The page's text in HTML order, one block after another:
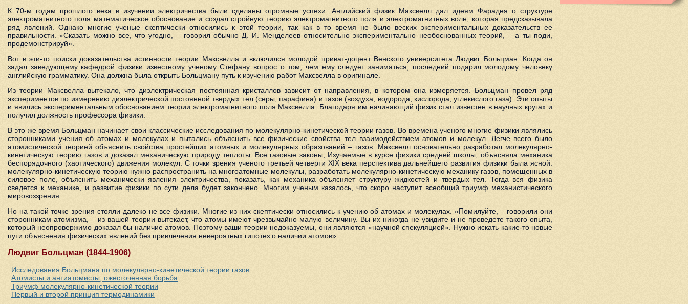
К 70-м годам прошлого века в изучении электричества были сделаны огромные успехи. Английский физик Максвелл дал идеям Фарадея о структуре
электромагнитного поля математическое обоснование и создал стройную теорию электромагнитного поля и электромагнитных волн, которая предсказывала
ряд явлений. Однако многие ученые скептически относились к этой теории, так как в то время не было веских экспериментальных доказательств ее
правильности. «Сказать можно все, что угодно, – говорил обычно Д. И. Менделеев относительно экспериментально необоснованных теорий, – а ты поди,
продемонстрируй».
Вот в эти-то поиски доказательства истинности теории Максвелла и включился молодой приват-доцент Венского университета Людвиг Больцман. Когда он
задал заведующему кафедрой физики известному ученому Стефану вопрос о том, чем ему следует заниматься, последний подарил молодому человеку
английскую грамматику. Она должна была открыть Больцману путь к изучению работ Максвелла в оригинале.
Из теории Максвелла вытекало, что диэлектрическая постоянная кристаллов зависит от направления, в котором она измеряется. Больцман провел ряд
экспериментов по измерению диэлектрической постоянной твердых тел (серы, парафина) и газов (воздуха, водорода, кислорода, углекислого газа). Эти опыты
и явились экспериментальным обоснованием теории электромагнитного поля Максвелла. Благодаря им начинающий физик стал известен в научных кругах и
получил должность профессора физики.
В это же время Больцман начинает свои классические исследования по молекулярно-кинетической теории газов. Во времена ученого многие физики являлись
сторонниками учения об атомах и молекулах и пытались объяснить все физические свойства тел взаимодействием атомов и молекул. Легче всего было
атомистической теорией объяснить свойства простейших атомных и молекулярных образований – газов. Максвелл основательно разработал молекулярно-
кинетическую теорию газов и доказал механическую природу теплоты. Все газовые законы, Изучаемые в курсе физики средней школы, объясняла механика
беспорядочного (хаотического) движения молекул. С точки зрения ученого третьей четверти XIX века перспектива дальнейшего развития физики была ясной:
молекулярно-кинетическую теорию нужно распространить на многоатомные молекулы, разработать молекулярно-кинетическую механику газов, помещенных в
силовое поле, объяснить механически явления электричества, показать, как механика объясняет структуру жидкостей и твердых тел. Тогда вся физика
сведется к механике, и развитие физики по сути дела будет закончено. Многим ученым казалось, что скоро наступит всеобщий триумф механистического
мировоззрения.
Но на такой точке зрения стояли далеко не все физики. Многие из них скептически относились к учению об атомах и молекулах. «Помилуйте, – говорили они
сторонникам атомизма, – из вашей теории вытекает, что атомы имеют чрезвычайно малую величину. Вы их никогда не увидите и не проведете такого опыта,
который неопровержимо доказал бы наличие атомов. Поэтому ваши теории недоказуемы, они являются «научной спекуляцией». Нужно искать какие-то новые
пути объяснения физических явлений без привлечения невероятных гипотез о наличии атомов».
Людвиг Больцман (1844-1906)
Исследования Больцмана по молекулярно-кинетической теории газов
Атомисты и антиатомисты, ожесточенная борьба
Триумф молекулярно-кинетической теории
Первый и второй принцип термодинамики